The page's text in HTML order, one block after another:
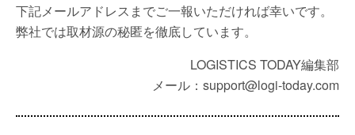
下記メールアドレスまでご一報いただければ幸いです。
弊社では取材源の秘匿を徹底しています。
LOGISTICS TODAY編集部
メール：support@logi-today.com